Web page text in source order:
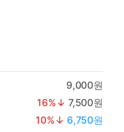
9,000원
16%↓ 7,500원
10%↓ 6,750원